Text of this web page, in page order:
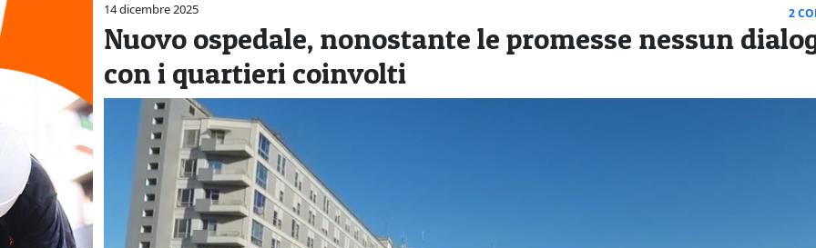
14 dicembre 2025 2
Nuovo ospedale, nonostante le promesse nessun
con i quartieri coinvolti